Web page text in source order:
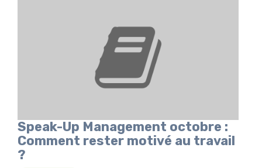
Speak-Up Management octobre :
Comment rester motivé au travail
?